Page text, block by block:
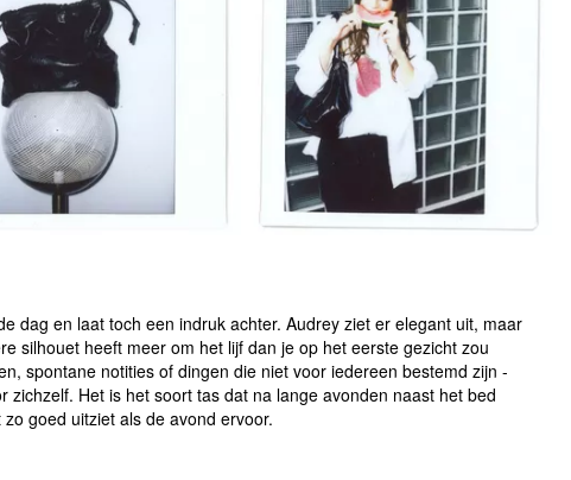
dag en laat toch een indruk achter. Audrey ziet er elegant uit, maar
silhouet heeft meer om het lijf dan je op het eerste gezicht zou
spontane notities of dingen die niet voor iedereen bestemd zijn -
zichzelf. Het is het soort tas dat na lange avonden naast het bed
goed uitziet als de avond ervoor.